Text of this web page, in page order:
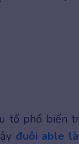
tố phổ biến
đuôi able